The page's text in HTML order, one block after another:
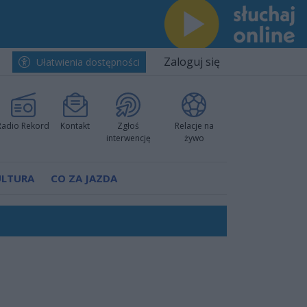
Ułatwienia dostępności Zaloguj się
Rekord Kontakt
Zgłoś
interwencję
Relacje na
żywo
CO ZA JAZDA